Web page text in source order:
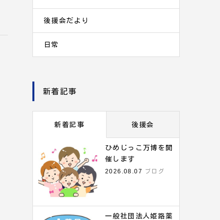
後援会だより
日常
新着記事
新着記事 後援会
ひめじっこ万博を開
催します
2026.08.07
ブログ
一般社団法人姫路薬